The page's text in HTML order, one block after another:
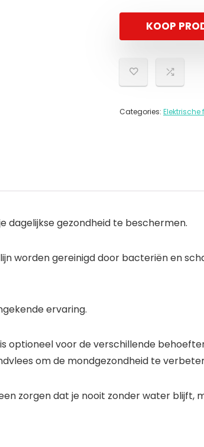
KOOP
Categories:
dagelijkse gezondheid te beschermen.
worden gereinigd door bacteriën en
ervaring.
optioneel voor de verschillende
om de mondgezondheid te
zorgen dat je nooit zonder water